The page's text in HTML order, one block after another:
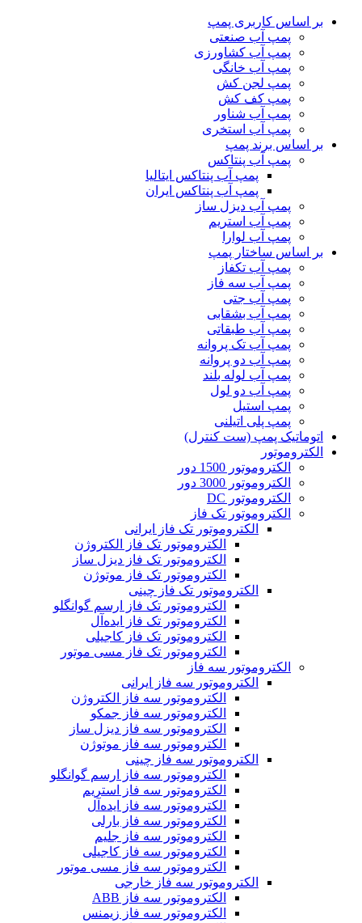
بر اساس کاربری پمپ
پمپ آب صنعتی
پمپ آب کشاورزی
پمپ آب خانگی
پمپ لجن کش
پمپ کف کش
پمپ آب شناور
پمپ آب استخری
بر اساس برند پمپ
پمپ آب پنتاکس
پمپ آب پنتاکس ایتالیا
پمپ آب پنتاکس ایران
پمپ آب دیزل ساز
پمپ آب استریم
پمپ آب لوارا
بر اساس ساختار پمپ
پمپ آب تکفاز
پمپ آب سه فاز
پمپ آب جتی
پمپ آب بشقابی
پمپ آب طبقاتی
پمپ آب تک پروانه
پمپ آب دو پروانه
پمپ آب لوله بلند
پمپ آب دو لول
پمپ استیل
پمپ پلی اتیلنی
اتوماتیک پمپ (ست کنترل)
الکتروموتور
الکتروموتور 1500 دور
الکتروموتور 3000 دور
الکتروموتور DC
الکتروموتور تک فاز
الکتروموتور تک فاز ایرانی
الکتروموتور تک فاز الکتروژن
الکتروموتور تک فاز دیزل ساز
الکتروموتور تک فاز موتوژن
الکتروموتور تک فاز چینی
الکتروموتور تک فاز ارسم گوانگلو
الکتروموتور تک فاز ایده‌آل
الکتروموتور تک فاز کاجیلی
الکتروموتور تک فاز مسی موتور
الکتروموتور سه فاز
الکتروموتور سه فاز ایرانی
الکتروموتور سه فاز الکتروژن
الکتروموتور سه فاز جمکو
الکتروموتور سه فاز دیزل ساز
الکتروموتور سه فاز موتوژن
الکتروموتور سه فاز چینی
الکتروموتور سه فاز ارسم گوانگلو
الکتروموتور سه فاز استریم
الکتروموتور سه فاز ایده‌آل
الکتروموتور سه فاز بارلی
الکتروموتور سه فاز جلیم
الکتروموتور سه فاز کاجیلی
الکتروموتور سه فاز مسی موتور
الکتروموتور سه فاز خارجی
الکتروموتور سه فاز ABB
الکتروموتور سه فاز زیمنس